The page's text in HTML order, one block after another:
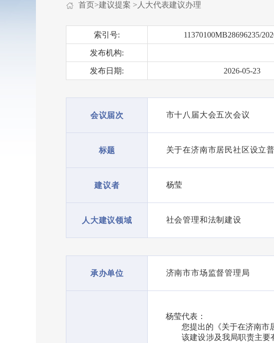
首页 >建议提案 > 人大代表建议办理
索引号: 11370100MB28696235/
发布机构:
发布日期: 2026-05-23
会议届次 市十八届大会五次会议
标题 关于在济南市居民社区设立
建议者 杨莹
人大建议领域 社会管理和法制建设
承办单位 济南市市场监督管理局
杨莹代表：
您提出的《关于在济南市
该建设涉及我局职责主要